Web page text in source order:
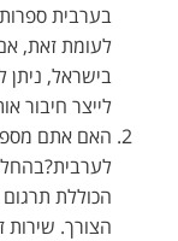
בערבית
לעומת זאת,
בישראל, ניתן
לייצר חיבור
האם אתם
הכוללת
הצורך. שירות